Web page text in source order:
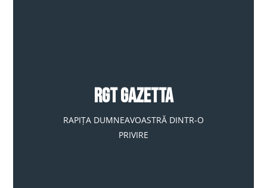
RGT GAZETTA
RAPIȚA DUMNEAVOASTRĂ DINTR-O
PRIVIRE